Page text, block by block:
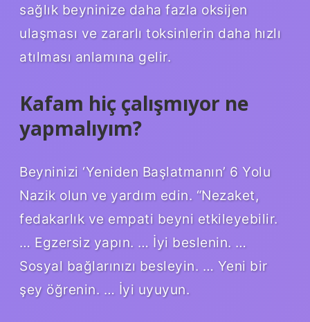
sağlık beyninize daha fazla oksijen
ulaşması ve zararlı toksinlerin daha hızlı
atılması anlamına gelir.
Kafam hiç çalışmıyor ne
yapmalıyım?
Beyninizi ‘Yeniden Başlatmanın’ 6 Yolu
Nazik olun ve yardım edin. “Nezaket,
fedakarlık ve empati beyni etkileyebilir.
… Egzersiz yapın. … İyi beslenin. …
Sosyal bağlarınızı besleyin. … Yeni bir
şey öğrenin. … İyi uyuyun.